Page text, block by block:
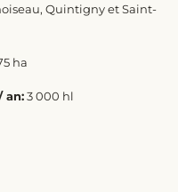
Quintigny et Saint-
ha
an:3 000 hl